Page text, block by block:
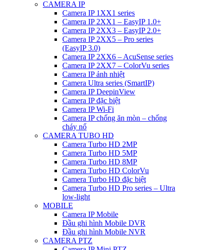
CAMERA IP
Camera IP 1XX1 series
Camera IP 2XX1 – EasyIP 1.0+
Camera IP 2XX3 – EasyIP 2.0+
Camera IP 2XX5 – Pro series
(EasyIP 3.0)
Camera IP 2XX6 – AcuSense series
Camera IP 2XX7 – ColorVu series
Camera IP ảnh nhiệt
Camera Ultra series (SmartIP)
Camera IP DeepinView
Camera IP đặc biệt
Camera IP Wi-Fi
Camera IP chống ăn mòn – chống
cháy nổ
CAMERA TUBO HD
Camera Turbo HD 2MP
Camera Turbo HD 5MP
Camera Turbo HD 8MP
Camera Turbo HD ColorVu
Camera Turbo HD đặc biệt
Camera Turbo HD Pro series – Ultra
low-light
MOBILE
Camera IP Mobile
Đầu ghi hình Mobile DVR
Đầu ghi hình Mobile NVR
CAMERA PTZ